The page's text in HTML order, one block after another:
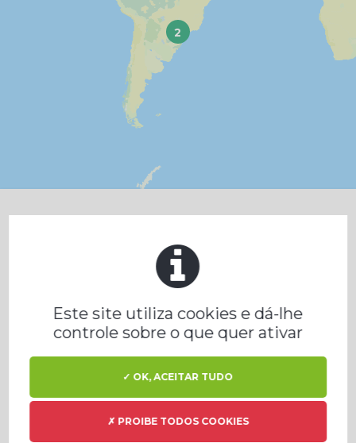
2
Prodeval / Filiais / Escritórios
Estações de GNV e BIOGNV
Produção de biometano
Este site utiliza cookies e dá-lhe
controle sobre o que quer ativar
✓ OK, ACEITAR TUDO
✗ PROIBE TODOS COOKIES